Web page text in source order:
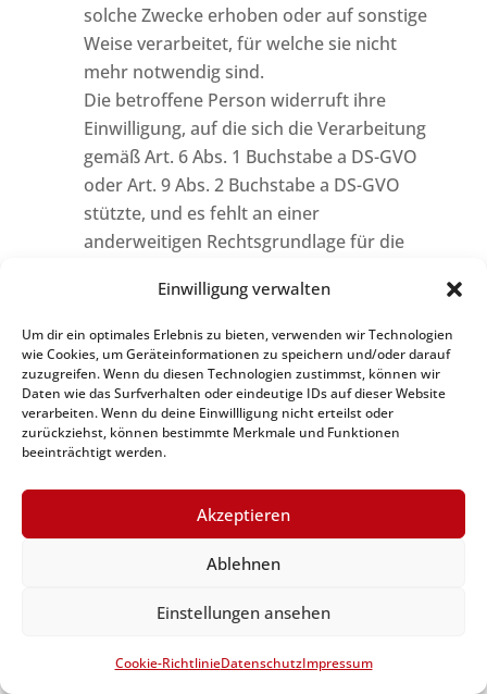
Einwilligung verwalten
Um dir ein optimales Erlebnis zu bieten, verwenden wir Technologien
wie Cookies, um Geräteinformationen zu speichern und/oder darauf
zuzugreifen. Wenn du diesen Technologien zustimmst, können wir
Daten wie das Surfverhalten oder eindeutige IDs auf dieser Website
verarbeiten. Wenn du deine Einwillligung nicht erteilst oder
zurückziehst, können bestimmte Merkmale und Funktionen
beeinträchtigt werden.
Akzeptieren
Ablehnen
Einstellungen ansehen
Cookie-RichtlinieDatenschutzImpressum
solche Zwecke erhoben oder auf sonstige
Weise verarbeitet, für welche sie nicht
mehr notwendig sind.
Die betroffene Person widerruft ihre
Einwilligung, auf die sich die Verarbeitung
gemäß Art. 6 Abs. 1 Buchstabe a DS-GVO
oder Art. 9 Abs. 2 Buchstabe a DS-GVO
stützte, und es fehlt an einer
anderweitigen Rechtsgrundlage für die
Die betroffene Person legt gemäß Art. 21
Abs. 1 DS-GVO Widerspruch gegen die
Verarbeitung ein, und es liegen keine
vorrangigen berechtigten Gründe für die
Verarbeitung vor, oder die betroffene
Person legt gemäß Art. 21 Abs. 2 DS-GVO
Widerspruch gegen die Verarbeitung ein.
Die personenbezogenen Daten wurden
unrechtmäßig verarbeitet.
Die Löschung der personenbezogenen
Verpflichtung nach dem Unionsrecht oder
erforderlich, dem der Verantwortliche